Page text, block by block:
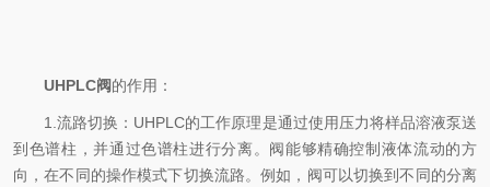
UHPLC阀的作用：
1.流路切换：UHPLC的工作原理是通过使用压力将样品溶液泵送
到色谱柱，并通过色谱柱进行分离。阀能够精确控制液体流动的方
向，在不同的操作模式下切换流路。例如，阀可以切换到不同的分离